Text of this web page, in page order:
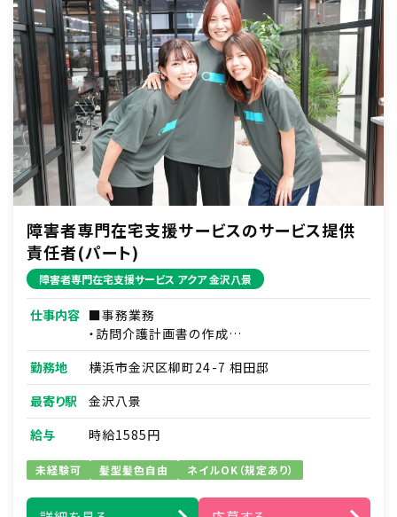
※重度の肢体不自由者へのサポート含む（資格
保有者）
障害者専門在宅支援サービスのサービス提供
責任者(パート)
障害者専門在宅支援サービス アクア 金沢八景
仕事内容 ■事務業務
・訪問介護計画書の作成
・介護、看護の提携先との調整
・研修資料作成
■訪問介護実務
・新規利用者支援プラン作成と職員への指導
・家事支援：日用品の買い物代行・薬の受け取り
の代行など
・移動支援：通勤通学の送り迎え・サークル活動
や趣味への同伴など
勤務地
横浜市金沢区柳町24-7 相田邸
最寄り駅
金沢八景
給与
時給1585円
未経験可 髪型髪色自由 ネイルOK（規定あり）